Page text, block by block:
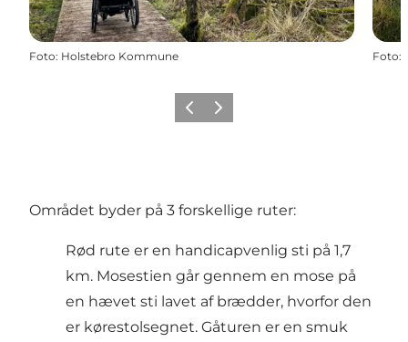
Foto: Holstebro Kommune Foto:
ForrigeNæste
Området byder på 3 forskellige ruter:
Rød rute er en handicapvenlig sti på 1,7
km. Mosestien går gennem en mose på
en hævet sti lavet af brædder, hvorfor den
er kørestolsegnet. Gåturen er en smuk